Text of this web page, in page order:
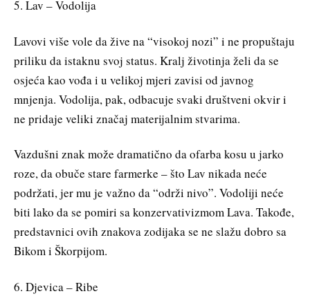
5. Lav – Vodolija
Lavovi više vole da žive na “visokoj nozi” i ne propuštaju
priliku da istaknu svoj status. Kralj životinja želi da se
osjeća kao vođa i u velikoj mjeri zavisi od javnog
mnjenja. Vodolija, pak, odbacuje svaki društveni okvir i
ne pridaje veliki značaj materijalnim stvarima.
Vazdušni znak može dramatično da ofarba kosu u jarko
roze, da obuče stare farmerke – što Lav nikada neće
podržati, jer mu je važno da “održi nivo”. Vodoliji neće
biti lako da se pomiri sa konzervativizmom Lava. Takođe,
predstavnici ovih znakova zodijaka se ne slažu dobro sa
Bikom i Škorpijom.
6. Djevica – Ribe